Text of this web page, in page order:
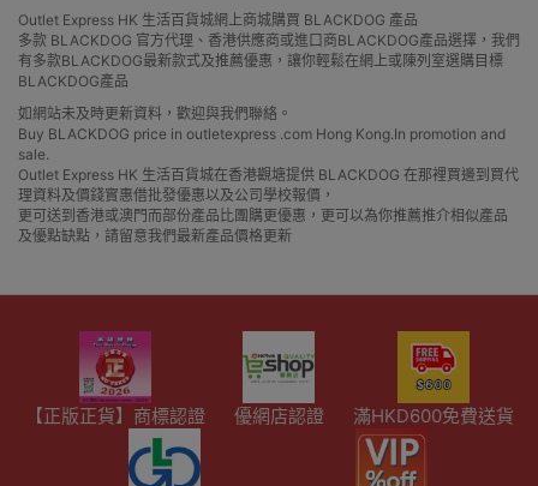
Outlet Express HK 生活百貨城網上商城購買 BLACKDOG 產品
多款 BLACKDOG 官方代理、香港供應商或進口商BLACKDOG產品選擇，我們
有多款BLACKDOG最新款式及推薦優惠，讓你輕鬆在網上或陳列室選購目標
BLACKDOG產品
如網站未及時更新資料，歡迎與我們聯絡。
Buy BLACKDOG price in outletexpress .com Hong Kong.In promotion and
sale.
Outlet Express HK 生活百貨城在香港觀塘提供 BLACKDOG 在那裡買邊到買代
理資料及價錢實惠借批發優惠以及公司學校報價，
更可送到香港或澳門而部份產品比團購更優惠，更可以為你推薦推介相似產品
及優點缺點，請留意我們最新產品價格更新
【正版正貨】商標認證 優網店認證 滿HKD600免費送貨